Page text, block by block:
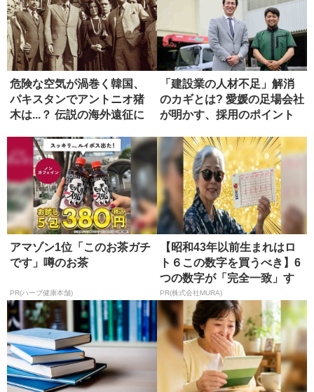
危険な空気が渦巻く韓国、
パキスタンでアントニオ猪
木は...？ 伝説の海外遠征に
「建設業の人材不足」解消
のカギとは? 愛媛の足場会社
が明かす、採用のポイント
アマゾン1位「このお茶ガチ
です」噂のお茶
PR(ハーブ健康本舗)
【昭和43年以前生まれはロ
ト６この数字を買うべき】6
つの数字が「完全一致」す
る方...
PR(株式会社MURA)